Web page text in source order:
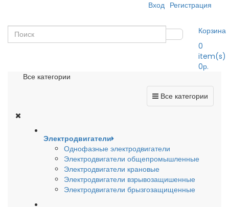
Вход Регистрация
Корзина
0
item(s)
0р.
Все категории
Все категории
Электродвигатели
Однофазные электродвигатели
Электродвигатели общепромышленные
Электродвигатели крановые
Электродвигатели взрывозащишенные
Электродвигатели брызгозащищенные